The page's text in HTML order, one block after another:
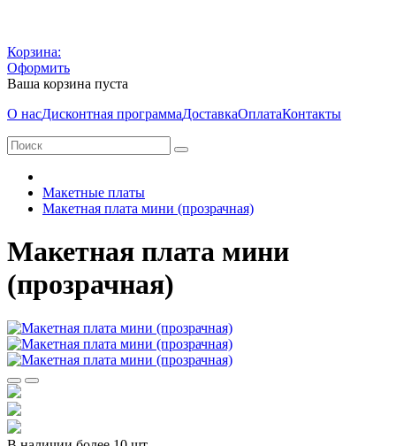
Корзина:
Оформить
Ваша корзина пуста
О насДисконтная программаДоставкаОплатаКонтакты
Макетные платы
Макетная плата мини (прозрачная)
Макетная плата мини
(прозрачная)